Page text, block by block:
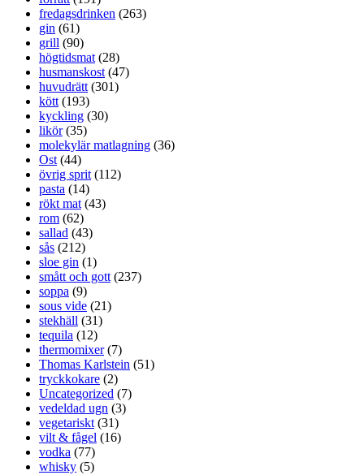
fredagsdrinken (263)
gin (61)
grill (90)
högtidsmat (28)
husmanskost (47)
huvudrätt (301)
kött (193)
kyckling (30)
likör(35)
molekylär matlagning (36)
Ost (44)
övrig sprit (112)
pasta (14)
rökt mat (43)
rom (62)
sallad (43)
sås (212)
sloe gin (1)
smått och gott (237)
soppa (9)
sous vide (21)
stekhäll (31)
tequila (12)
thermomixer(7)
Thomas Karlstein (51)
tryckkokare (2)
Uncategorized (7)
vedeldad ugn (3)
vegetariskt (31)
vilt & fågel (16)
vodka (77)
whisky (5)